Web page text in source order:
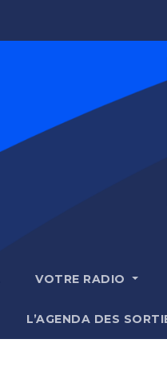
VOTRE RADIO
L’AGENDA DES